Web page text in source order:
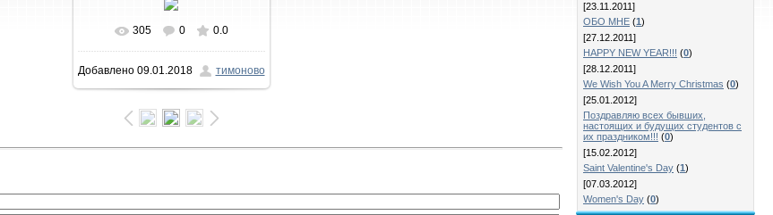
В реальном размере
1032x581/ 134.2Kb
305 0 0.0
Добавлено09.01.2018 тимоново
[23.11.2011]
ОБО МНЕ (1)
[27.12.2011]
HAPPY NEW YEAR!!! (0)
[28.12.2011]
We Wish You A Merry Christmas (0)
[25.01.2012]
Поздравляю всех бывших,
настоящих и будущих студентов с
их праздником!!! (0)
[15.02.2012]
Saint Valentine's Day (1)
[07.03.2012]
Women's Day (0)